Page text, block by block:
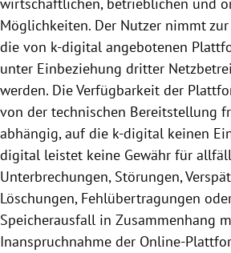
Möglichkeiten. Der Nutzer nimmt zur
die von k-digital angebotenen
unter Einbeziehung dritter
werden. Die Verfügbarkeit der
von der technischen Bereitstellung
abhängig, auf die k-digital keinen
digital leistet keine Gewähr für
Unterbrechungen, Störungen,
Löschungen, Fehlübertragungen
Speicherausfall in Zusammenhang
Inanspruchnahme der Online-